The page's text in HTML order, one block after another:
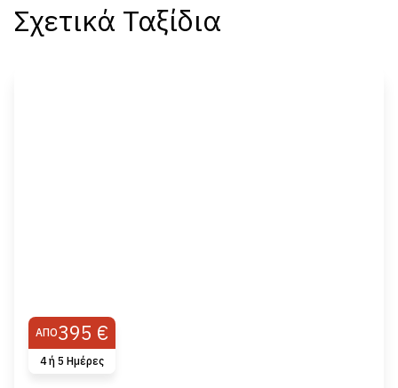
Σχετικά Ταξίδια
ΑΠΌ395 €
4 ή 5 Ημέρες